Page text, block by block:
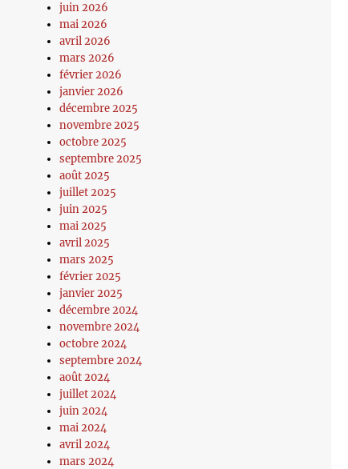
juin 2026
mai 2026
avril 2026
mars 2026
février 2026
janvier 2026
décembre 2025
novembre 2025
octobre 2025
septembre 2025
août 2025
juillet 2025
juin 2025
mai 2025
avril 2025
mars 2025
février 2025
janvier 2025
décembre 2024
novembre 2024
octobre 2024
septembre 2024
août 2024
juillet 2024
juin 2024
mai 2024
avril 2024
mars 2024